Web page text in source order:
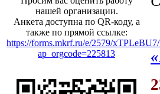
нашей организации.
Анкета доступна по QR-коду, а
также по прямой ссылке:
https://forms.mkrf.ru/e/2579/
ap_orgcode=225813